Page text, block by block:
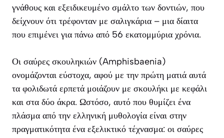
γνάθους και εξειδικευμένο σμάλτο των δοντιών, που
δείχνουν ότι τρέφονταν με σαλιγκάρια – μια δίαιτα
που επιμένει για πάνω από 56 εκατομμύρια χρόνια.
Οι σαύρες σκουληκιών (Amphisbaenia)
ονομάζονται εύστοχα, αφού με την πρώτη ματιά αυτά
τα φολιδωτά ερπετά μοιάζουν με σκουλήκι με κεφάλι
και στα δύο άκρα. Ωστόσο, αυτό που θυμίζει ένα
πλάσμα από την ελληνική μυθολογία είναι στην
πραγματικότητα ένα εξελικτικό τέχνασμα: οι σαύρες